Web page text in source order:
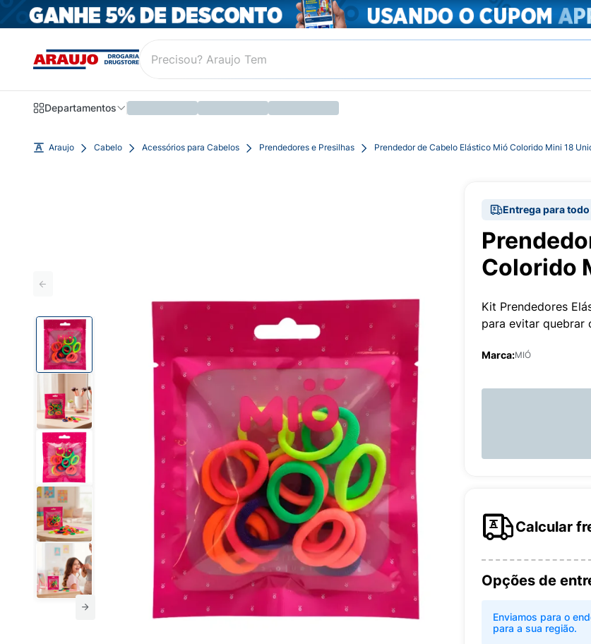
Departamentos
Araujo Cabelo Acessórios para Cabelos Prendedores e Presilhas Prendedor de Cabelo Elástico Mió Colorido Mini 18
Entrega para
Colorido
Kit Prendedores
para evitar quebrar
Marca:MIÓ
Calcular
Opções de
Enviamos para o
para a sua região.